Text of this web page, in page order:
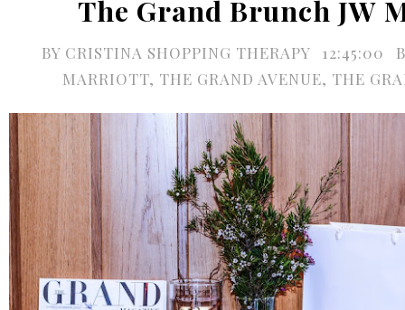
The Grand Brunch JW
BY CRISTINA SHOPPING THERAPY 12:45:00
MARRIOTT, THE GRAND AVENUE, THE